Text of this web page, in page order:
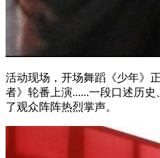
活动现场，开场舞蹈《少年》
者》轮番上演......一段口述历
了观众阵阵热烈掌声。